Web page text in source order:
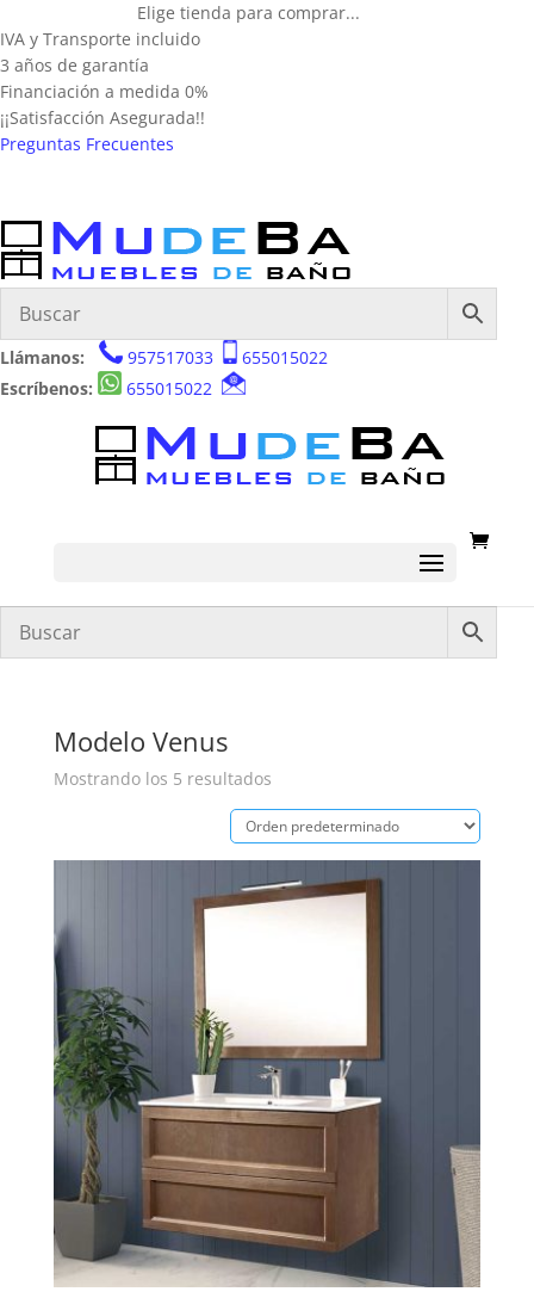
Elige tienda para comprar...
IVA y Transporte incluido
3 años de garantía
Financiación a medida 0%
¡¡Satisfacción Asegurada!!
Preguntas Frecuentes
Llámanos: 957517033
655015022
Escríbenos:
655015022
Modelo Venus
Mostrando los 5 resultados